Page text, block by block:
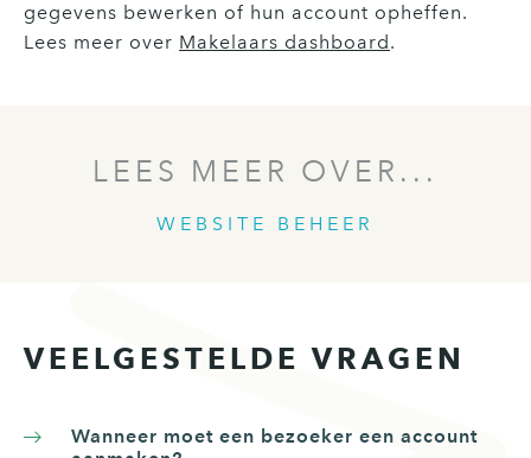
gegevens bewerken of hun account opheffen.
Lees meer over Makelaars dashboard .
LEES MEER OVER...
WEBSITE BEHEER
VEELGESTELDE VRAGEN
Wanneer moet een bezoeker een account